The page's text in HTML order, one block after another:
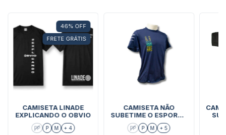
46% OFF
FRETE GRÁTIS
CAMISETA LINADE
EXPLICANDO O OBVIO
PP P M + 4
CAMISETA NÃO
SUBETIME O ESPORTE
DO TIRO
PP P M + 5